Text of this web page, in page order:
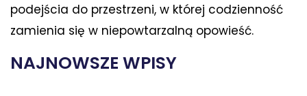
podejścia do przestrzeni, w której codzienność
zamienia się w niepowtarzalną opowieść.
NAJNOWSZE WPISY